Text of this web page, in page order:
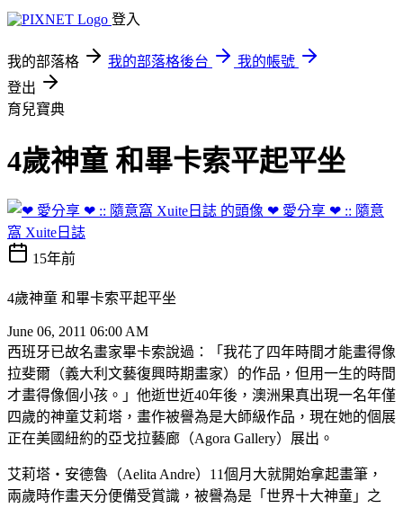
登入
我的部落格 我的部落格後台
我的帳號
登出
育兒寶典
4歲神童 和畢卡索平起平坐
❤ 愛分享 ❤ :: 隨意
窩 Xuite日誌
15年前
4歲神童 和畢卡索平起平坐
June 06, 2011 06:00 AM
西班牙已故名畫家畢卡索說過：「我花了四年時間才能畫得像
拉斐爾（義大利文藝復興時期畫家）的作品，但用一生的時間
才畫得像個小孩。」他逝世近40年後，澳洲果真出現一名年僅
四歲的神童艾莉塔，畫作被譽為是大師級作品，現在她的個展
正在美國紐約的亞戈拉藝廊（Agora Gallery）展出。
艾莉塔‧安德魯（Aelita Andre）11個月大就開始拿起畫筆，
兩歲時作畫天分便備受賞識，被譽為是「世界十大神童」之